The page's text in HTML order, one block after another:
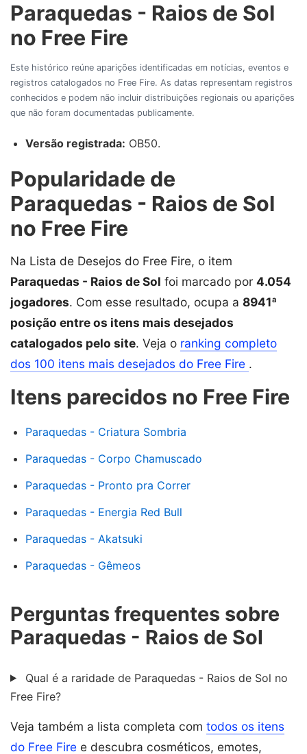
Paraquedas - Raios de Sol
no Free Fire
Este histórico reúne aparições identificadas em notícias, eventos e
registros catalogados no Free Fire. As datas representam registros
conhecidos e podem não incluir distribuições regionais ou aparições
que não foram documentadas publicamente.
Versão registrada: OB50.
Popularidade de
Paraquedas - Raios de Sol
no Free Fire
Na Lista de Desejos do Free Fire, o item
Paraquedas - Raios de Sol foi marcado por 4.054
jogadores. Com esse resultado, ocupa a 8941ª
posição entre os itens mais desejados
catalogados pelo site. Veja o ranking completo
dos 100 itens mais desejados do Free Fire .
Itens parecidos no Free Fire
Paraquedas - Criatura Sombria
Paraquedas - Corpo Chamuscado
Paraquedas - Pronto pra Correr
Paraquedas - Energia Red Bull
Paraquedas - Akatsuki
Paraquedas - Gêmeos
Perguntas frequentes sobre
Paraquedas - Raios de Sol
Qual é a raridade de Paraquedas - Raios de Sol no
Free Fire?
Veja também a lista completa com todos os itens
do Free Fire e descubra cosméticos, emotes,